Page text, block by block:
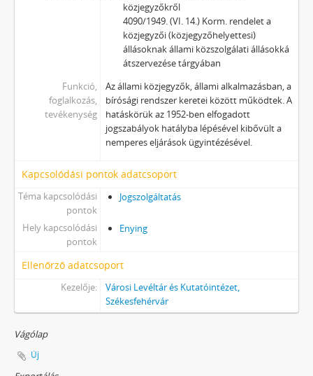
közjegyzőkről
4090/1949. (VI. 14.) Korm. rendelet a
közjegyzői (közjegyzőhelyettesi)
állásoknak állami közszolgálati állásokká
átszervezése tárgyában
Funkció,
foglalkozás,
tevékenység
Az állami közjegyzők, állami alkalmazásban, a
bírósági rendszer keretei között működtek. A
hatáskörük az 1952-ben elfogadott
jogszabályok hatályba lépésével kibővült a
nemperes eljárások ügyintézésével.
Kapcsolódási pontok adatcsoport
Téma kapcsolódási
pontok
Jogszolgáltatás
Hely kapcsolódási
pontok
Enying
Ellenőrző adatcsoport
Kezelője:
Városi Levéltár és Kutatóintézet,
Székesfehérvár
Vágólap
Új